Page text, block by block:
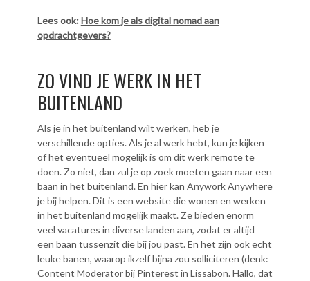
Lees ook:Hoe kom je als digital nomad aan
opdrachtgevers?
ZO VIND JE WERK IN HET
BUITENLAND
Als je in het buitenland wilt werken, heb je
verschillende opties. Als je al werk hebt, kun je kijken
of het eventueel mogelijk is om dit werk remote te
doen. Zo niet, dan zul je op zoek moeten gaan naar een
baan in het buitenland. En hier kan Anywork Anywhere
je bij helpen. Dit is een website die wonen en werken
in het buitenland mogelijk maakt. Ze bieden enorm
veel vacatures in diverse landen aan, zodat er altijd
een baan tussenzit die bij jou past. En het zijn ook echt
leuke banen, waarop ikzelf bijna zou solliciteren (denk:
Content Moderator bij Pinterest in Lissabon. Hallo, dat